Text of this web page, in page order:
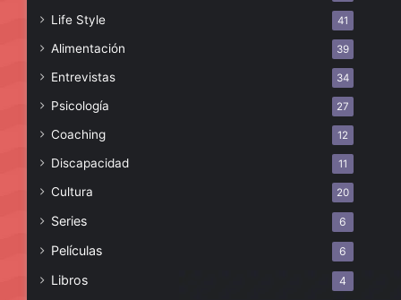
Life Style 41
Alimentación 39
Entrevistas 34
Psicología 27
Coaching 12
Discapacidad 11
Cultura 20
Series 6
Películas 6
Libros 4